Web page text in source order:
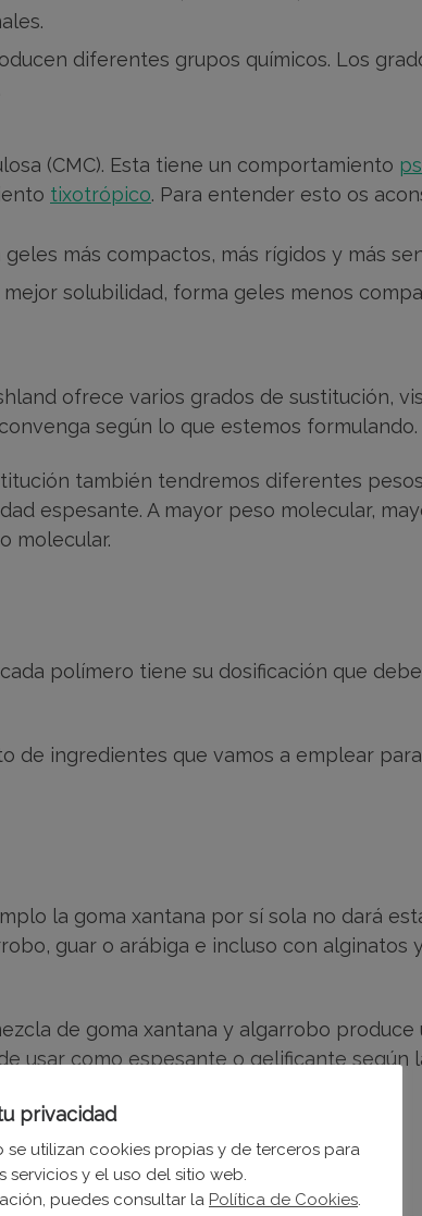
diferentes grupos químicos. Los
(CMC). Esta tiene un comportamiento
tixotrópico. Para entender esto os
más compactos, más rígidos y más
solubilidad, forma geles menos
ofrece varios grados de sustitución,
según lo que estemos formulando.
también tendremos diferentes
espesante. A mayor peso molecular,
molecular.
polímero tiene su dosificación que
de ingredientes que vamos a emplear
la goma xantana por sí sola no dará
guar o arábiga e incluso con alginatos
de goma xantana y algarrobo
usar como espesante o gelificante según
electrolitos y tensioactivos.
privacidad
se utilizan cookies propias y de terceros para
servicios y el uso del sitio web.
puedes consultar la Política de Cookies.